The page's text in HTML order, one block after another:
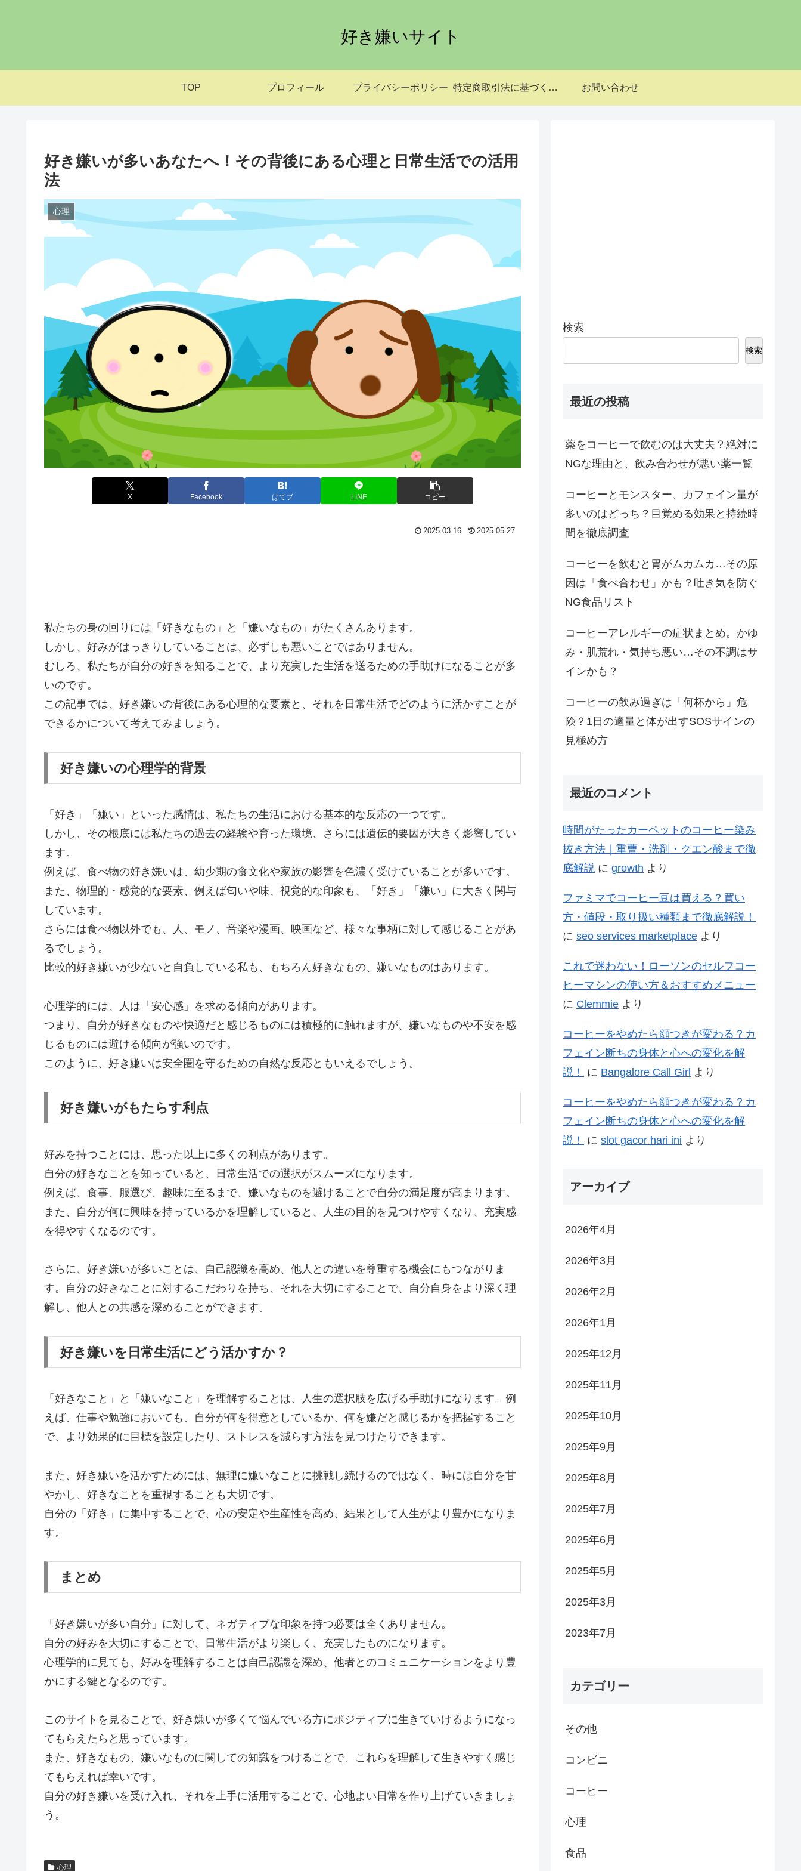
好き嫌いサイト
TOP プロフィール プライバシーポリシー 特定商取引法に基づく表記 お問い合わせ
好き嫌いが多いあなたへ！その背後にある心理と日常生活での活用
法
心理
X Facebook はてブ LINE コピー
2025.03.16 2025.05.27
私たちの身の回りには「好きなもの」と「嫌いなもの」がたくさんあります。
しかし、好みがはっきりしていることは、必ずしも悪いことではありません。
むしろ、私たちが自分の好きを知ることで、より充実した生活を送るための手助けになることが多
いのです。
この記事では、好き嫌いの背後にある心理的な要素と、それを日常生活でどのように活かすことが
できるかについて考えてみましょう。
好き嫌いの心理学的背景
「好き」「嫌い」といった感情は、私たちの生活における基本的な反応の一つです。
しかし、その根底には私たちの過去の経験や育った環境、さらには遺伝的要因が大きく影響してい
ます。
例えば、食べ物の好き嫌いは、幼少期の食文化や家族の影響を色濃く受けていることが多いです。
また、物理的・感覚的な要素、例えば匂いや味、視覚的な印象も、「好き」「嫌い」に大きく関与
しています。
さらには食べ物以外でも、人、モノ、音楽や漫画、映画など、様々な事柄に対して感じることがあ
るでしょう。
比較的好き嫌いが少ないと自負している私も、もちろん好きなもの、嫌いなものはあります。
心理学的には、人は「安心感」を求める傾向があります。
つまり、自分が好きなものや快適だと感じるものには積極的に触れますが、嫌いなものや不安を感
じるものには避ける傾向が強いのです。
このように、好き嫌いは安全圏を守るための自然な反応ともいえるでしょう。
好き嫌いがもたらす利点
好みを持つことには、思った以上に多くの利点があります。
自分の好きなことを知っていると、日常生活での選択がスムーズになります。
例えば、食事、服選び、趣味に至るまで、嫌いなものを避けることで自分の満足度が高まります。
また、自分が何に興味を持っているかを理解していると、人生の目的を見つけやすくなり、充実感
を得やすくなるのです。
さらに、好き嫌いが多いことは、自己認識を高め、他人との違いを尊重する機会にもつながりま
す。自分の好きなことに対するこだわりを持ち、それを大切にすることで、自分自身をより深く理
解し、他人との共感を深めることができます。
好き嫌いを日常生活にどう活かすか？
「好きなこと」と「嫌いなこと」を理解することは、人生の選択肢を広げる手助けになります。例
えば、仕事や勉強においても、自分が何を得意としているか、何を嫌だと感じるかを把握すること
で、より効果的に目標を設定したり、ストレスを減らす方法を見つけたりできます。
また、好き嫌いを活かすためには、無理に嫌いなことに挑戦し続けるのではなく、時には自分を甘
やかし、好きなことを重視することも大切です。
自分の「好き」に集中することで、心の安定や生産性を高め、結果として人生がより豊かになりま
す。
まとめ
「好き嫌いが多い自分」に対して、ネガティブな印象を持つ必要は全くありません。
自分の好みを大切にすることで、日常生活がより楽しく、充実したものになります。
心理学的に見ても、好みを理解することは自己認識を深め、他者とのコミュニケーションをより豊
かにする鍵となるのです。
このサイトを見ることで、好き嫌いが多くて悩んでいる方にポジティブに生きていけるようになっ
てもらえたらと思っています。
また、好きなもの、嫌いなものに関しての知識をつけることで、これらを理解して生きやすく感じ
てもらえれば幸いです。
自分の好き嫌いを受け入れ、それを上手に活用することで、心地よい日常を作り上げていきましょ
う。
心理
検索
検索
最近の投稿
薬をコーヒーで飲むのは大丈夫？絶対に
NGな理由と、飲み合わせが悪い薬一覧
コーヒーとモンスター、カフェイン量が
多いのはどっち？目覚める効果と持続時
間を徹底調査
コーヒーを飲むと胃がムカムカ…その原
因は「食べ合わせ」かも？吐き気を防ぐ
NG食品リスト
コーヒーアレルギーの症状まとめ。かゆ
み・肌荒れ・気持ち悪い…その不調はサ
インかも？
コーヒーの飲み過ぎは「何杯から」危
険？1日の適量と体が出すSOSサインの
見極め方
最近のコメント
時間がたったカーペットのコーヒー染み
抜き方法｜重曹・洗剤・クエン酸まで徹
底解説 に growth より
ファミマでコーヒー豆は買える？買い
方・値段・取り扱い種類まで徹底解説！
に seo services marketplace より
これで迷わない！ローソンのセルフコー
ヒーマシンの使い方＆おすすめメニュー
に Clemmie より
コーヒーをやめたら顔つきが変わる？カ
フェイン断ちの身体と心への変化を解
説！
に Bangalore Call Girl より
コーヒーをやめたら顔つきが変わる？カ
フェイン断ちの身体と心への変化を解
説！
に slot gacor hari ini より
アーカイブ
2026年4月
2026年3月
2026年2月
2026年1月
2025年12月
2025年11月
2025年10月
2025年9月
2025年8月
2025年7月
2025年6月
2025年5月
2025年3月
2023年7月
カテゴリー
その他
コンビニ
コーヒー
心理
食品